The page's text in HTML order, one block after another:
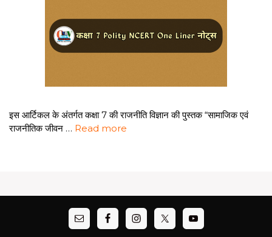
इस आर्टिकल के अंतर्गत कक्षा 7 की राजनीति विज्ञान की पुस्तक “सामाजिक एवं
राजनीतिक जीवन … Read more